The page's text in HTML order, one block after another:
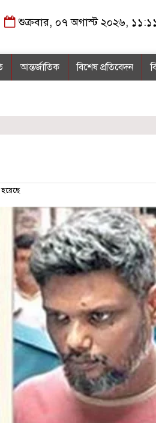
শুক্রবার, ০৭ অগাস্ট ২০২৬, ১১:১১
আন্তর্জাতিক বিশেষ প্রতিবেদন